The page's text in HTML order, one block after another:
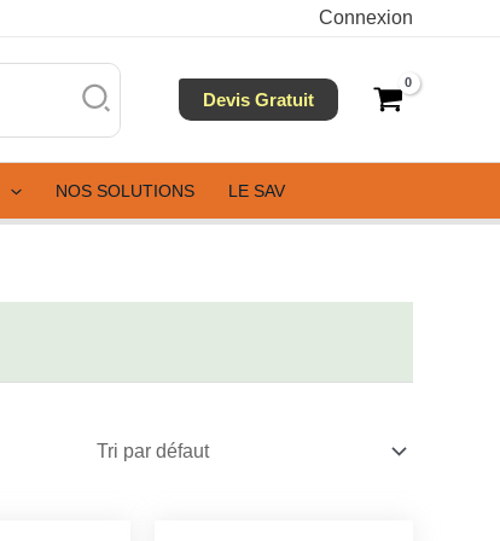
Connexion
Devis Gratuit
NOS SOLUTIONS LE SAV